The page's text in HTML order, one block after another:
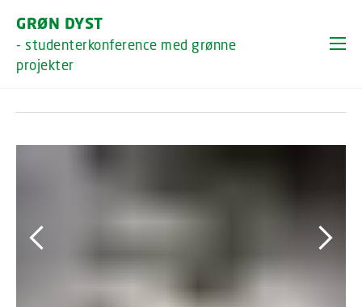
GRØN DYST
- studenterkonference med grønne
projekter
Billeder